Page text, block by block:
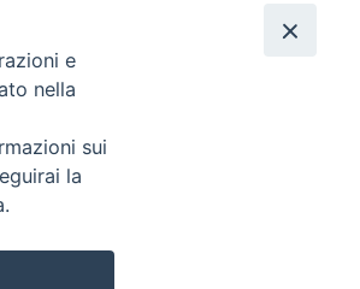
e
nella
sui
la